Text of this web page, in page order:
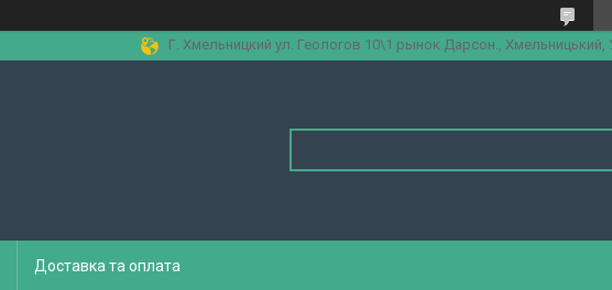
Г. Хмельницкий ул. Геологов 10\1 рынок Дарсон., Хмельницький,
Доставка та оплата